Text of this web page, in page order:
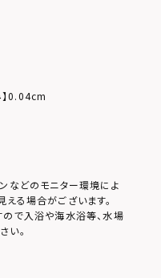
】0.04cm
などのモニター環境によ
る場合がございます。
で入浴や海水浴等、水場
い。